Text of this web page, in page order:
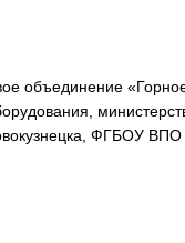
объединение
ФГБОУ